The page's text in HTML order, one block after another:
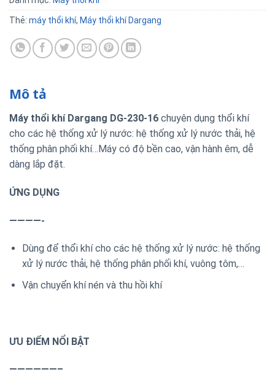
Thẻ: máy thổi khí, Máy thổi khí Dargang
Mô tả
Máy thổi khí Dargang DG-230-16 chuyên dụng thổi khí
cho các hệ thống xử lý nước: hệ thống xử lý nước thải, hệ
thống phân phối khí…Máy có độ bền cao, vận hành êm, dễ
dàng lắp đặt.
ỨNG DỤNG
————-
Dùng để thổi khí cho các hệ thống xử lý nước: hệ thống
xử lý nước thải, hệ thống phân phối khí, vuông tôm,…
Vận chuyển khí nén và thu hồi khí
ƯU ĐIỂM NỔI BẬT
——————–